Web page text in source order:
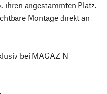
ihren angestammten Platz.
Montage direkt an
bei MAGAZIN